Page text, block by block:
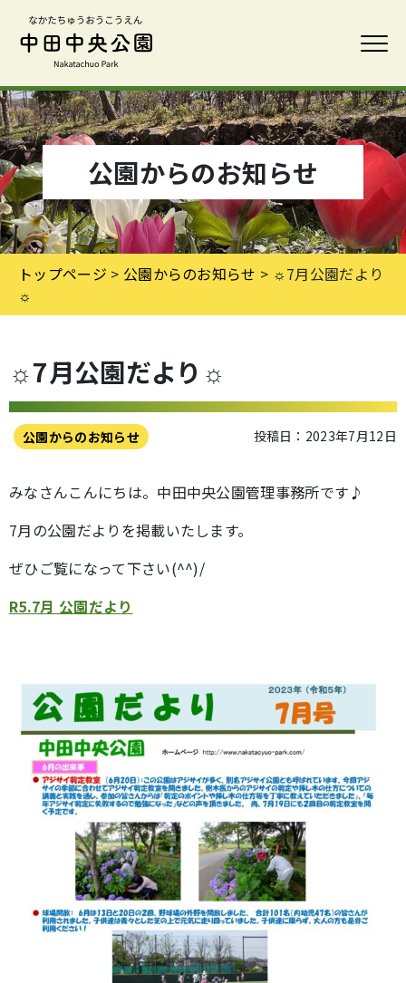
公園からのお知らせ
トップページ > 公園からのお知らせ > ☼7月公園だより
☼
☼7月公園だより☼
公園からのお知らせ 投稿日：2023年7月12日
みなさんこんにちは。中田中央公園管理事務所です♪
7月の公園だよりを掲載いたします。
ぜひご覧になって下さい(^^)/
R5.7月 公園だより